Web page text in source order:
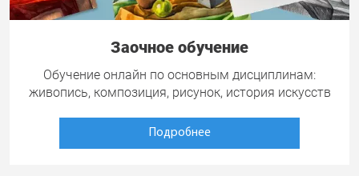
Заочное обучение
Обучение онлайн по основным дисциплинам:
живопись, композиция, рисунок, история искусств
Подробнее